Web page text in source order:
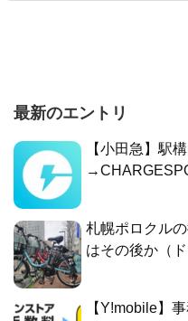
最新のエントリ
【小田急】駅
札幌ポロクル
はその後か（
【Y!mobile】